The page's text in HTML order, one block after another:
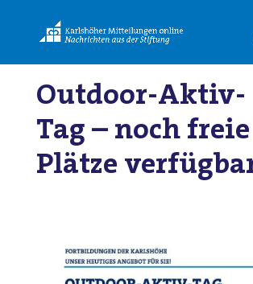
Outdoor-Aktiv-
Tag – noch freie
Plätze